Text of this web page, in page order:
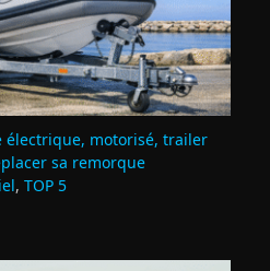
électrique, motorisé, trailer
sa remorque
, TOP 5